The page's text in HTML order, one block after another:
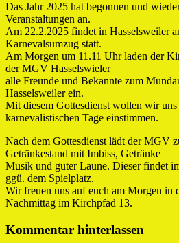
Das Jahr 2025 hat begonnen und
Veranstaltungen an.
Am 22.2.2025 findet in Hasselsweiler
Karnevalsumzug statt.
Am Morgen um 11.11 Uhr laden der
der MGV Hasselswieler
alle Freunde und Bekannte zum
Hasselsweiler ein.
Mit diesem Gottesdienst wollen wir
karnevalistischen Tage einstimmen.
Nach dem Gottesdienst lädt der MGV
Getränkestand mit Imbiss, Getränke
Musik und guter Laune. Dieser findet
ggü. dem Spielplatz.
Wir freuen uns auf euch am Morgen in
Nachmittag im Kirchpfad 13.
Kommentar hinterlassen